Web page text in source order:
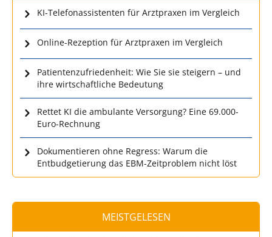
KI-Telefonassistenten für Arztpraxen im Vergleich
Online-Rezeption für Arztpraxen im Vergleich
Patientenzufriedenheit: Wie Sie sie steigern – und
ihre wirtschaftliche Bedeutung
Rettet KI die ambulante Versorgung? Eine 69.000-
Euro-Rechnung
Dokumentieren ohne Regress: Warum die
Entbudgetierung das EBM-Zeitproblem nicht löst
MEISTGELESEN